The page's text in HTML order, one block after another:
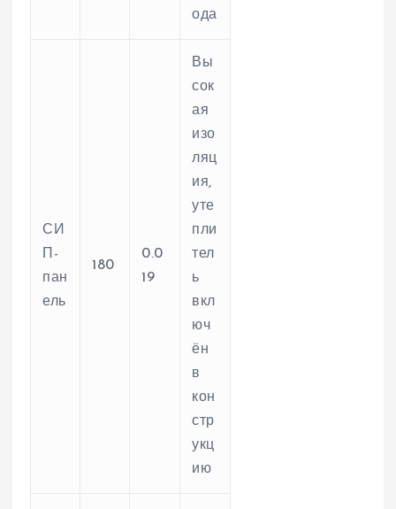
ода
СИ
П-
пан
ель
180
0.0
19
Вы
сок
ая
изо
ляц
ия,
уте
пли
тел
ь
вкл
юч
ён
в
кон
стр
укц
ию